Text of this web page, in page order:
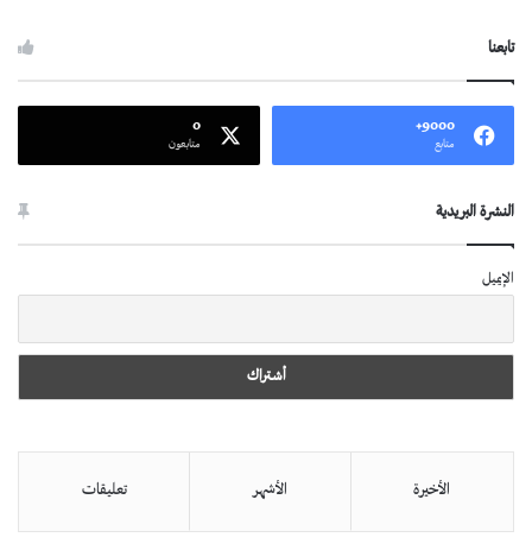
تابعنا
9000+
متابع
0
متابعون
النشرة البريدية
الإيميل
الأخيرة الأشهر تعليقات